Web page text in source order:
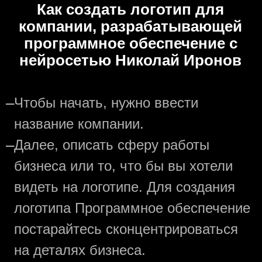
Как создать логотип для
компании, разрабатывающей
программное обеспечение с
нейросетью Николай Иронов
—Чтобы начать, нужно ввести
название компании.
—Далее, описать сферу работы
бизнеса или то, что бы вы хотели
видеть на логотипе. Для создания
логотипа Программное обеспечение
постарайтесь сконцентрироваться
на деталях бизнеса.